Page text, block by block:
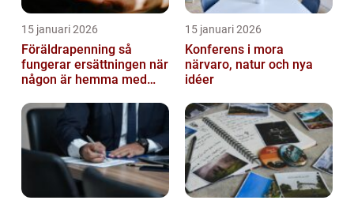
15 januari 2026
Föräldrapenning så
fungerar ersättningen när
någon är hemma med
15 januari 2026
Konferens i mora
närvaro, natur och nya
idéer